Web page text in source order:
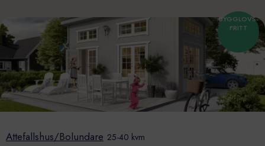
BYGGLOVS-
FRITT
Attefallshus/Bolundare 25-40 kvm